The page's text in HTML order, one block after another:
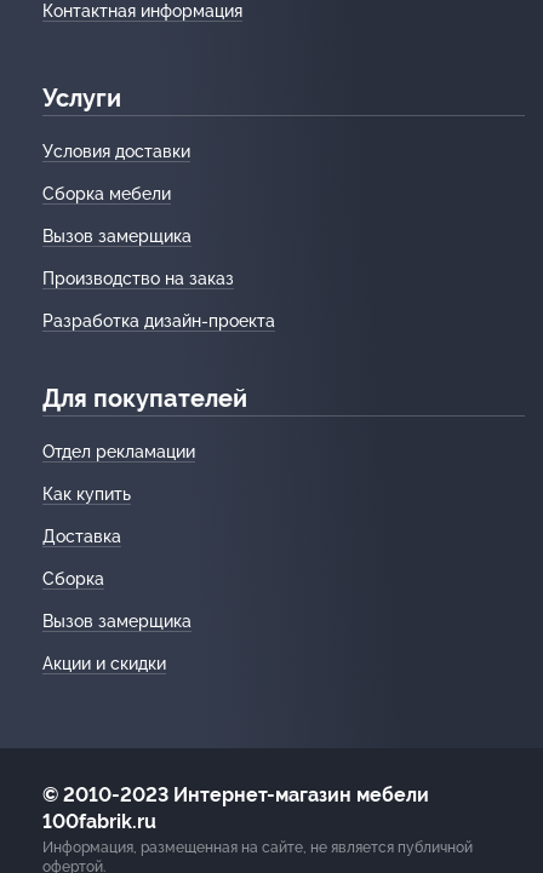
Контактная информация
Услуги
Условия доставки
Сборка мебели
Вызов замерщика
Производство на заказ
Разработка дизайн-проекта
Для покупателей
Отдел рекламации
Как купить
Доставка
Сборка
Вызов замерщика
Акции и скидки
© 2010-2023 Интернет-магазин мебели
100fabrik.ru
Информация, размещенная на сайте, не является публичной
офертой.